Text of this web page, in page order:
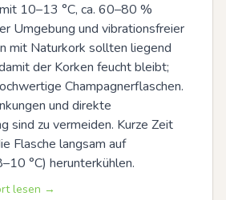
10–13 °C, ca. 60–80 %
Umgebung und vibrationsfreier
mit Naturkork sollten liegend
der Korken feucht bleibt;
Champagnerflaschen.
und direkte
sind zu vermeiden. Kurze Zeit
Flasche langsam auf
°C) herunterkühlen.
lesen →